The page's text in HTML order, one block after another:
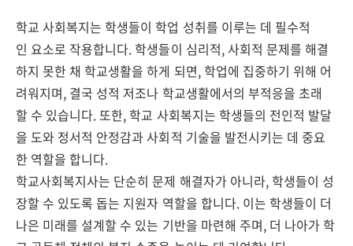
학교 사회복지는 학생들이 학업 성취를 이루는 데 필수적
인 요소로 작용합니다. 학생들이 심리적, 사회적 문제를 해결
하지 못한 채 학교생활을 하게 되면, 학업에 집중하기 위해 어
려워지며, 결국 성적 저조나 학교생활에서의 부적응을 초래
할 수 있습니다. 또한, 학교 사회복지는 학생들의 전인적 발달
을 도와 정서적 안정감과 사회적 기술을 발전시키는 데 중요
한 역할을 합니다.
학교사회복지사는 단순히 문제 해결자가 아니라, 학생들이 성
장할 수 있도록 돕는 지원자 역할을 합니다. 이는 학생들이 더
나은 미래를 설계할 수 있는 기반을 마련해 주며, 더 나아가 학